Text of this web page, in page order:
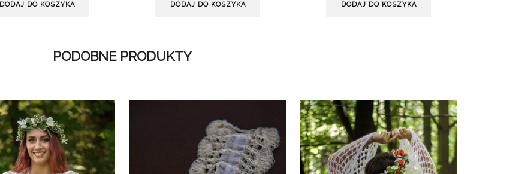
DODAJ DO KOSZYKA DODAJ DO KOSZYKA DODAJ DO KOSZYKA
PODOBNE PRODUKTY